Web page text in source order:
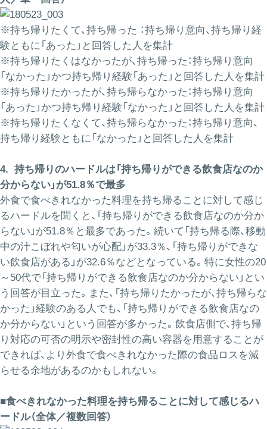
※持ち帰りたくて、持ち帰った ：持ち帰り意向、持ち帰り経
験ともに「あった」と回答した人を集計
※持ち帰りたくはなかったが、持ち帰った：持ち帰り意向
「なかった」かつ持ち帰り経験「あった」と回答した人を集計
※持ち帰りたかったが、持ち帰らなかった：持ち帰り意向
「あった」かつ持ち帰り経験「なかった」と回答した人を集計
※持ち帰りたくなくて、持ち帰らなかった：持ち帰り意向、
持ち帰り経験ともに「なかった」と回答した人を集計
4. 持ち帰りのハードルは「持ち帰りができる飲食店なのか
分からない」が51.8％で最多
外食で食べきれなかった料理を持ち帰ることに対して感じ
るハードルを聞くと、「持ち帰りができる飲食店なのか分か
らない」が51.8％と最多であった。続いて「持ち帰る際、移動
中の汁こぼれや匂いが心配」が33.3％、「持ち帰りができな
い飲食店がある」が32.6％などとなっている。特に女性の20
～50代で「持ち帰りができる飲食店なのか分からない」とい
う回答が目立った。また、「持ち帰りたかったが、持ち帰らな
かった」経験のある人でも、「持ち帰りができる飲食店なの
か分からない」という回答が多かった。飲食店側で、持ち帰
り対応の可否の明示や密封性の高い容器を用意することが
できれば、より外食で食べきれなかった際の食品ロスを減
らせる余地があるのかもしれない。
■食べきれなかった料理を持ち帰ることに対して感じるハ
ードル（全体／複数回答）